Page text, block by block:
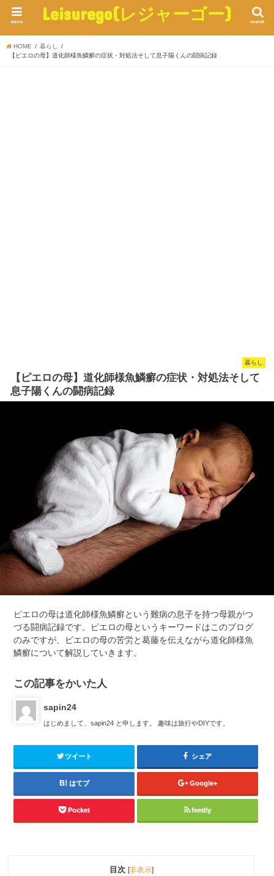
Leisurego(レジャーゴー) search
menu
HOME
暮らし
【ピエロの母】道化師様魚鱗癬の症状・対処法そして息子陽くんの闘病記録
暮らし
【ピエロの母】道化師様魚鱗癬の症状・対処法そして
息子陽くんの闘病記録
ピエロの母は道化師様魚鱗癬という難病の息子を持つ母親がつ
づる闘病記録です。ピエロの母というキーワードはこのブログ
のみですが、ピエロの母の苦労と葛藤を伝えながら道化師様魚
鱗癬について解説していきます。
この記事をかいた人
sapin24
はじめまして、sapin24 と申します。 趣味は旅行やDIYです。
ツイート シェア
はてブ Google+
Pocket feedly
目次 [非表示]